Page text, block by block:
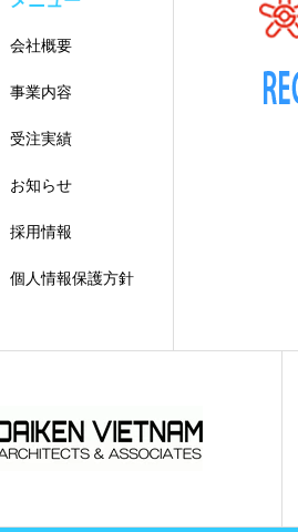
会社概要
事業内容
受注実績
お知らせ
採用情報
個人情報保護方針